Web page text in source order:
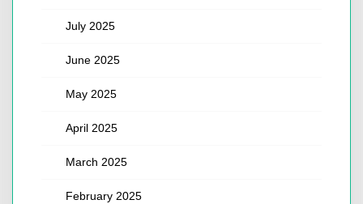
July 2025
June 2025
May 2025
April 2025
March 2025
February 2025